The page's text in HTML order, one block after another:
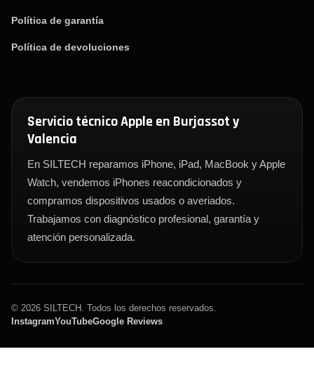
Política de garantía
Política de devoluciones
Servicio técnico Apple en Burjassot y
Valencia
En SILTECH reparamos iPhone, iPad, MacBook y Apple
Watch, vendemos iPhones reacondicionados y
compramos dispositivos usados o averiados.
Trabajamos con diagnóstico profesional, garantía y
atención personalizada.
© 2026 SILTECH. Todos los derechos reservados.
InstagramYouTubeGoogle Reviews